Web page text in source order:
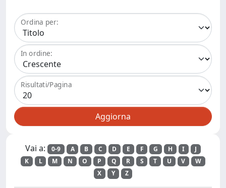
Ordina per:
In ordine:
Risultati/Pagina
Vai a: 0-9 A B C D E F G H I
J
K
L M N O P Q R S T U V
W
X
Y Z